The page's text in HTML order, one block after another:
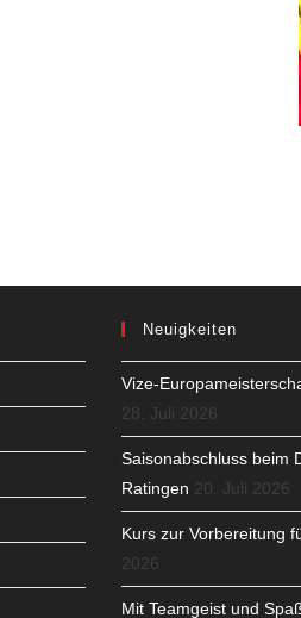
Neuigkeiten
Vize-
28. Juli 2026
Saisonabschluss beim
Ratingen 20. Juli 2026
Kurs zur Vorbereitung
2026
Mit Teamgeist und